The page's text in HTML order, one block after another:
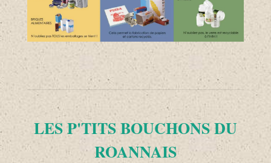
LES P'TITS BOUCHONS DU
ROANNAIS